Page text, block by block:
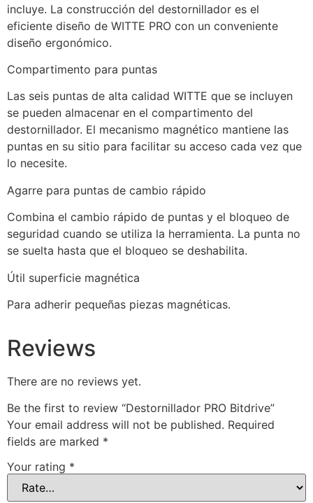
incluye. La construcción del destornillador es el
eficiente diseño de WITTE PRO con un conveniente
diseño ergonómico.
Compartimento para puntas
Las seis puntas de alta calidad WITTE que se incluyen
se pueden almacenar en el compartimento del
destornillador. El mecanismo magnético mantiene las
puntas en su sitio para facilitar su acceso cada vez que
lo necesite.
Agarre para puntas de cambio rápido
Combina el cambio rápido de puntas y el bloqueo de
seguridad cuando se utiliza la herramienta. La punta no
se suelta hasta que el bloqueo se deshabilita.
Útil superficie magnética
Para adherir pequeñas piezas magnéticas.
Reviews
There are no reviews yet.
Be the first to review “Destornillador PRO Bitdrive”
Your email address will not be published. Required
fields are marked *
Your rating *